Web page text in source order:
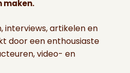
maken.
interviews, artikelen en
door een enthousiaste
video- en